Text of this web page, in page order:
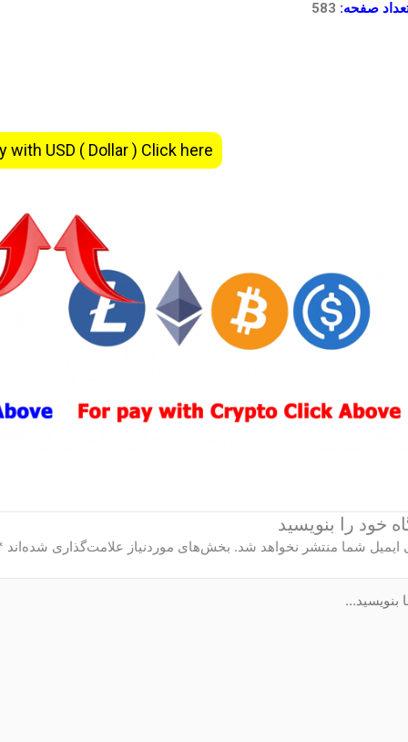
صفحه:
with USD ( Dollar ) Click here
خود را بنویسید
ایمیل شما منتشر نخواهد شد. بخش‌های موردنیاز علامت‌گذاری شده‌اند